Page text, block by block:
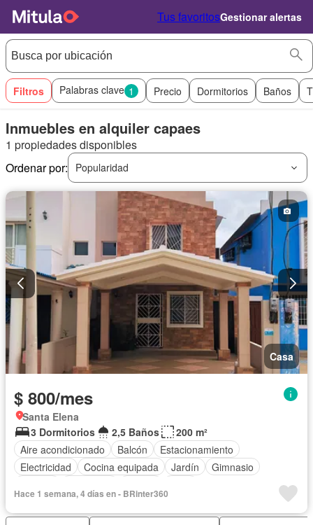
Tus favoritosGestionar alertas
Filtros Palabras clave 1 Precio Dormitorios Baños
Inmuebles en alquiler capaes
1 propiedades disponibles
Ordenar por:
Popularidad
Casa
$ 800/mes
Santa Elena
3 Dormitorios
2,5 Baños
200 m²
Aire acondicionado
Balcón
Estacionamiento
Electricidad
Cocina equipada Jardín
Gimnasio
Hace 1 semana, 4 días en - BRinter360